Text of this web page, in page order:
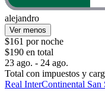
alejandro
Ver menos
$161 por noche
$190 en total
23 ago. - 24 ago.
Total con impuestos y
Real InterContinental